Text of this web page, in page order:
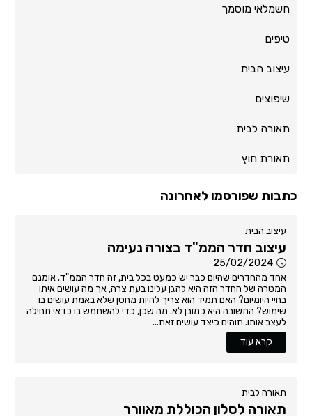
חשמלאי מוסמך
טיפים
עיצוב הבית
שיפוצים
תאורה לבית
תאורת חוץ
כתבות שפורסמו לאחרונה
עיצוב הבית
עיצוב חדר הממ"ד בצורה נעימה
25/02/2024
אחד מהחדרים שהיום כבר יש כמעט בכל בית, זה חדר הממ"ד. אומנם
המטרה של החדר הזה היא להגן עלינו בעת צרה, אך מה עושים איתו
בחיי היומיום? האם תמיד הוא צריך להיות מחסן שלא באמת עושים בו
שימוש? התשובה היא כמובן לא. מה שכן, כדי להשתמש בו כדאי תחילה
לעצב אותו. תוהים כיצד עושים זאת...
קרא עוד
תאורה לבית
תאורה לסלון הכוללת מאוורר